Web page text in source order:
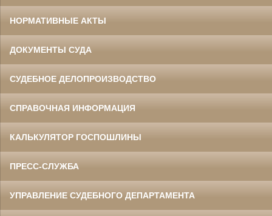
НОРМАТИВНЫЕ АКТЫ
ДОКУМЕНТЫ СУДА
СУДЕБНОЕ ДЕЛОПРОИЗВОДСТВО
СПРАВОЧНАЯ ИНФОРМАЦИЯ
КАЛЬКУЛЯТОР ГОСПОШЛИНЫ
ПРЕСС-СЛУЖБА
УПРАВЛЕНИЕ СУДЕБНОГО ДЕПАРТАМЕНТА